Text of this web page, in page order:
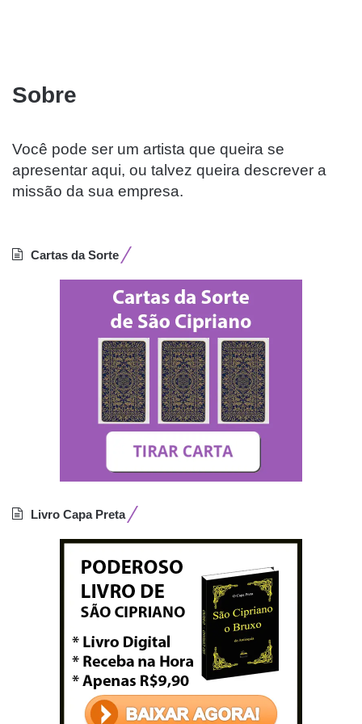
Sobre
Você pode ser um artista que queira se
apresentar aqui, ou talvez queira descrever a
missão da sua empresa.
Cartas da Sorte
Livro Capa Preta